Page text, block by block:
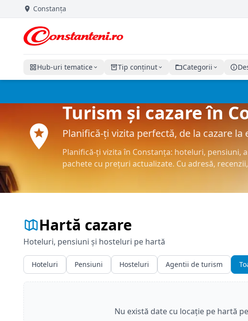
Constanța
Hub-uri tematice Tip conținut Categorii
Turism și cazare în
Planifică-ți vizita perfectă, de la cazare la
Planifică-ți vizita în Constanța: hoteluri,
pachete cu prețuri actualizate. Cu adresă,
Hartă cazare
Hoteluri, pensiuni și hosteluri pe hartă
Hoteluri Pensiuni Hosteluri Agentii de turism
Nu există date cu locație pe hartă